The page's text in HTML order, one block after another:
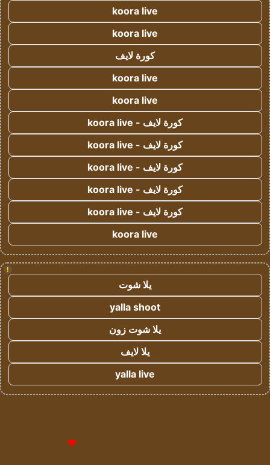
koora live
koora live
كورة لايف
koora live
koora live
كورة لايف - koora live
كورة لايف - koora live
كورة لايف - koora live
كورة لايف - koora live
كورة لايف - koora live
koora live
!
يلا شوت
yalla shoot
يلا شوت زون
يلا لايف
yalla live